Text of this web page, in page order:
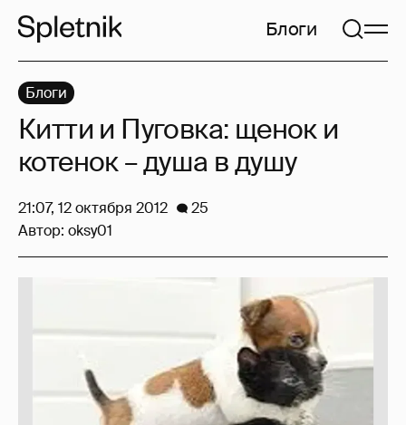
Блоги
Блоги
Китти и Пуговка: щенок и
котенок – душа в душу
21:07, 12 октября 2012
25
Автор: oksy01